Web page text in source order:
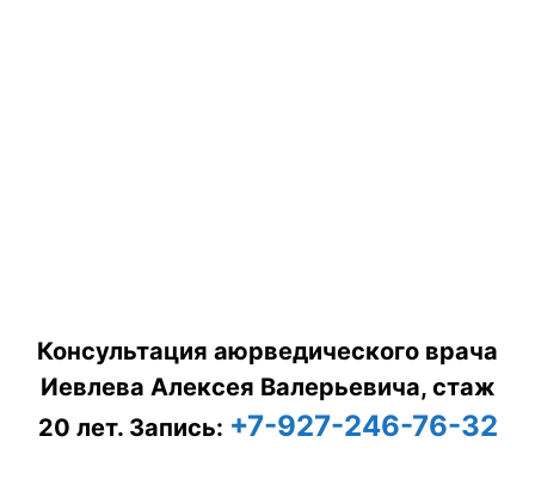
Консультация аюрведического врача
Иевлева Алексея Валерьевича, стаж
20 лет. Запись: +7-927-246-76-32